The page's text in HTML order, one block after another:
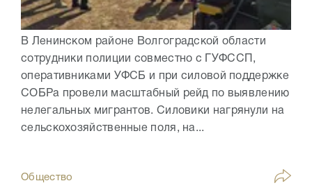
В Ленинском районе Волгоградской области
сотрудники полиции совместно с ГУФССП,
оперативниками УФСБ и при силовой поддержке
СОБРа провели масштабный рейд по выявлению
нелегальных мигрантов. Силовики нагрянули на
сельскохозяйственные поля, на...
Общество